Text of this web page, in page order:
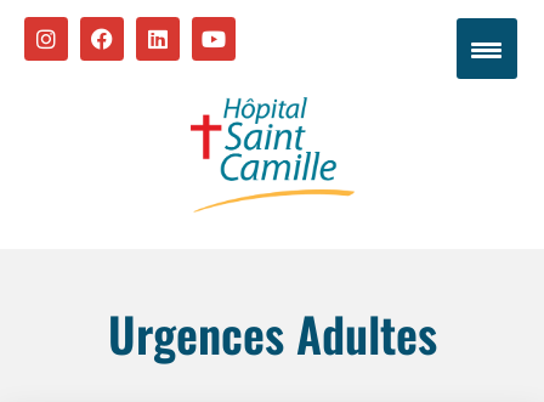
Urgences Adultes